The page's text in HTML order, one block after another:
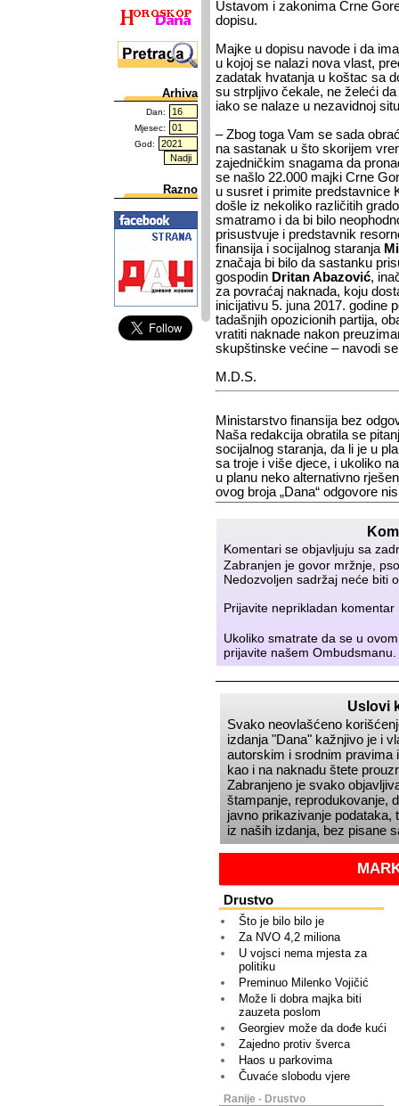
Arhiva
Dan:
Mjesec:
God:
Razno
Ustavom i zakonima Crne
dopisu.
Majke u dopisu navode i da
u kojoj se nalazi nova vlast,
zadatak hvatanja u koštac sa
su strpljivo čekale, ne želeći
iako se nalaze u nezavidnoj
– Zbog toga Vam se sada
na sastanak u što skorijem
zajedničkim snagama da
se našlo 22.000 majki Crne
u susret i primite predstavnice
došle iz nekoliko različitih
smatramo i da bi bilo
prisustvuje i predstavnik
finansija i socijalnog staranja
značaja bi bilo da sastanku
gospodin Dritan Abazović,
za povraćaj naknada, koju
inicijativu 5. juna 2017. godine
tadašnjih opozicionih partija,
vratiti naknade nakon
skupštinske većine – navodi
M.D.S.
Ministarstvo finansija bez
Naša redakcija obratila se
socijalnog staranja, da li je u
sa troje i više djece, i ukoliko
u planu neko alternativno
ovog broja „Dana“ odgovore
Komentari se objavljuju sa
Zabranjen je govor mržnje,
Nedozvoljen sadržaj neće biti
Prijavite neprikladan
Ukoliko smatrate da se u
prijavite našemOmbudsmanu
Uslovi
Svako neovlašćeno
izdanja Dana kažnjivo je i
autorskim i srodnim pravima
kao i na naknadu štete
Zabranjeno je svako
štampanje, reprodukovanje,
javno prikazivanje podataka,
iz naših izdanja, bez pisane
Drustvo
Što je bilo bilo je
Za NVO 4,2 miliona
U vojsci nema mjesta za
politiku
Preminuo Milenko Vojičić
Može li dobra majka biti
zauzeta poslom
Georgiev može da dođe kući
Zajedno protiv šverca
Haos u parkovima
Čuvaće slobodu vjere
Ranije - Drustvo